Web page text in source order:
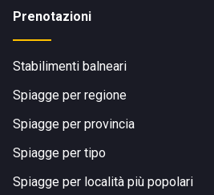
Prenotazioni
Stabilimenti balneari
Spiagge per regione
Spiagge per provincia
Spiagge per tipo
Spiagge per località più popolari